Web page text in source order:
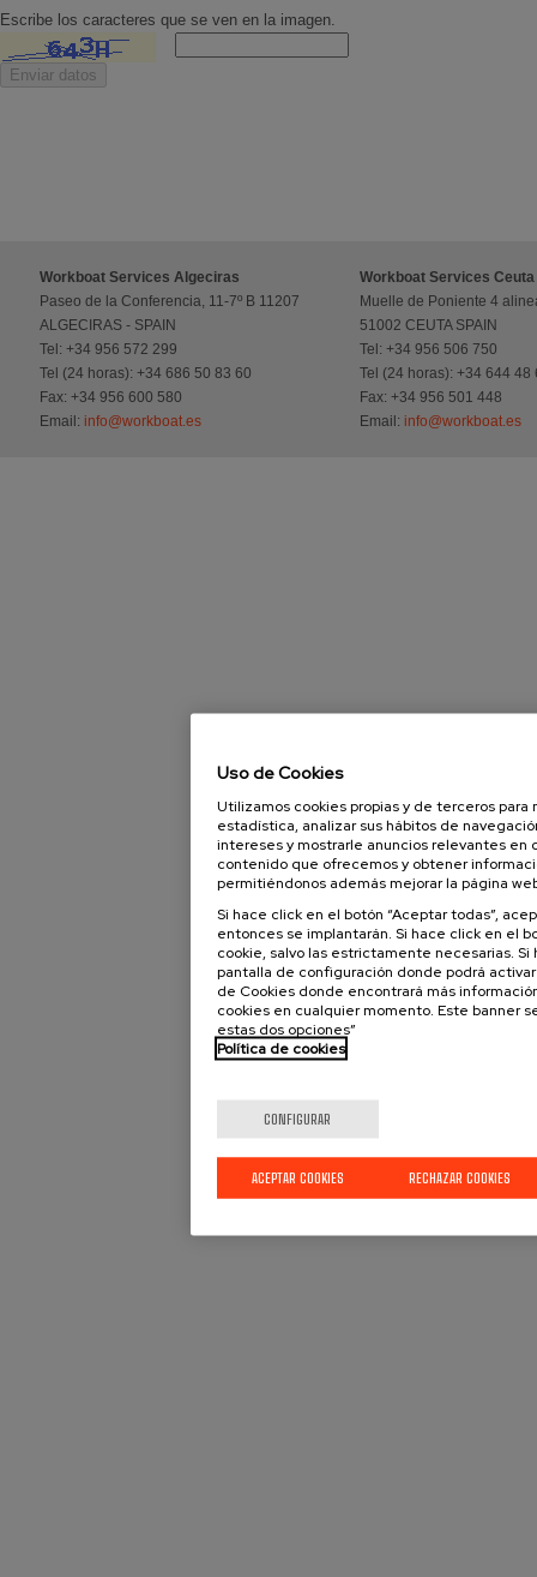
Escribe los caracteres que se ven en la imagen.
Workboat Services Algeciras
Paseo de la Conferencia, 11-7º B 11207
ALGECIRAS - SPAIN
Tel: +34 956 572 299
Tel (24 horas): +34 686 50 83 60
Fax: +34 956 600 580
Email: info@workboat.es
Workboat Services Ceuta
Muelle de Poniente 4
51002 CEUTA SPAIN
Tel: +34 956 506 750
Tel (24 horas): +34 644 48
Fax: +34 956 501 448
Email: info@workboat.es
Uso de Cookies
Utilizamos cookies propias y de terceros
estadística, analizar sus hábitos de
intereses y mostrarle anuncios relevantes en
contenido que ofrecemos y obtener
permitiéndonos además mejorar la página
Si hace click en el botón “Aceptar todas”,
entonces se implantarán. Si hace click en el
cookie, salvo las estrictamente necesarias.
pantalla de configuración donde podrá
de Cookies donde encontrará más
cookies en cualquier momento. Este banner
estas dos opciones”
Política de cookies
CONFIGURAR
RECHAZAR COOKIES
ACEPTAR COOKIES